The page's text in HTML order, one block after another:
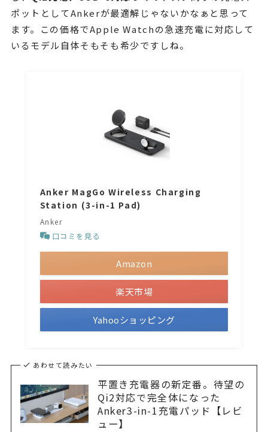
ポットとしてAnkerが最適解じゃないかなぁと思って
ます。この価格でApple Watchの急速充電に対応して
いるモデル自体そもそも希少ですしね。
Anker MagGo Wireless Charging
Station (3-in-1 Pad)
Anker
口コミを見る
Amazon
楽天市場
Yahooショッピング
あわせて読みたい
平置き充電器の新定番。待望の
Qi2対応で完全体になった
Anker3-in-1充電パッド【レビ
ュー】